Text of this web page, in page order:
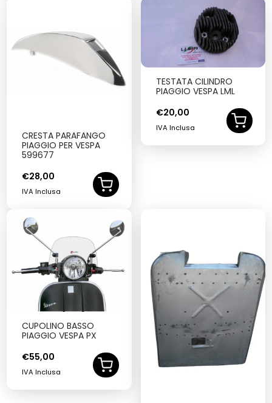
CRESTA PARAFANGO
PIAGGIO PER VESPA
599677
€28,00
IVA Inclusa
TESTATA CILINDRO
PIAGGIO VESPA LML
€20,00
IVA Inclusa
CUPOLINO BASSO
PIAGGIO VESPA PX
€55,00
IVA Inclusa